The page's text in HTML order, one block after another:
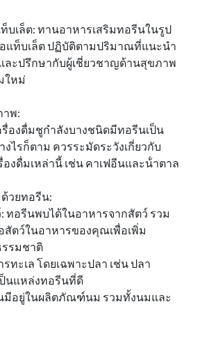
เล็ต: ทานอาหารเสริมทอรีนในรูป
แท็บเล็ต ปฏิบัติตามปริมาณที่แนะนํา
ะปรึกษากับผู้เชี่ยวชาญด้านสุขภาพ
ใหม่
าพ:
รื่องดื่มชูกําลังบางชนิดมีทอรีนเป็น
ไรก็ตาม ควรระมัดระวังเกี่ยวกับ
งดื่มเหล่านี้ เช่น คาเฟอีนและน้ําตาล
วยทอรีน:
อรีนพบได้ในอาหารจากสัตว์ รวม
สัตว์ในอาหารของคุณเพื่อเพิ่ม
รมชาติ
ทะเล โดยเฉพาะปลา เช่น ปลา
นแหล่งทอรีนที่ดี
อยู่ในผลิตภัณฑ์นม รวมทั้งนมและ